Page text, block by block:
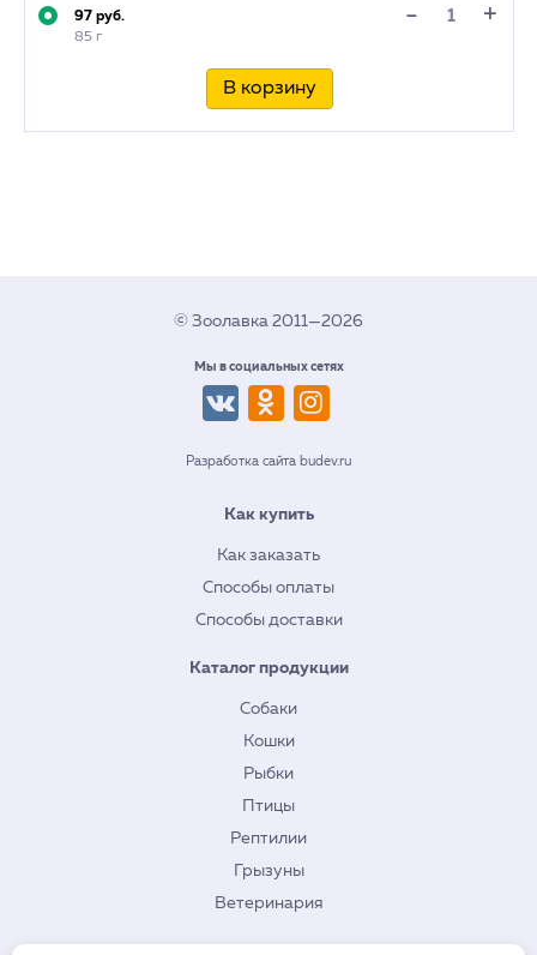
97 руб.
85 г
- +
В корзину
© Зоолавка 2011—2026
Мы в социальных сетях
Разработка сайта budev.ru
Как купить
Как заказать
Способы оплаты
Способы доставки
Каталог продукции
Собаки
Кошки
Рыбки
Птицы
Рептилии
Грызуны
Ветеринария